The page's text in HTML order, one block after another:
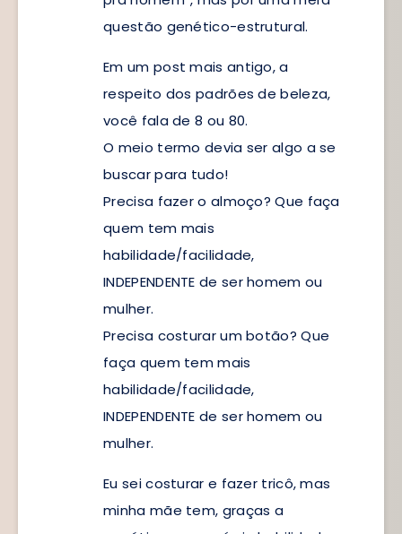
questão genético-estrutural.
Em um post mais antigo, a
respeito dos padrões de beleza,
você fala de 8 ou 80.
O meio termo devia ser algo a se
buscar para tudo!
Precisa fazer o almoço? Que faça
quem tem mais
habilidade/facilidade,
INDEPENDENTE de ser homem ou
mulher.
Precisa costurar um botão? Que
faça quem tem mais
habilidade/facilidade,
INDEPENDENTE de ser homem ou
mulher.
Eu sei costurar e fazer tricô, mas
minha mãe tem, graças a